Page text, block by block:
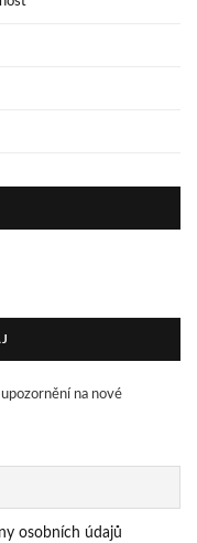
na nové
osobních údajů